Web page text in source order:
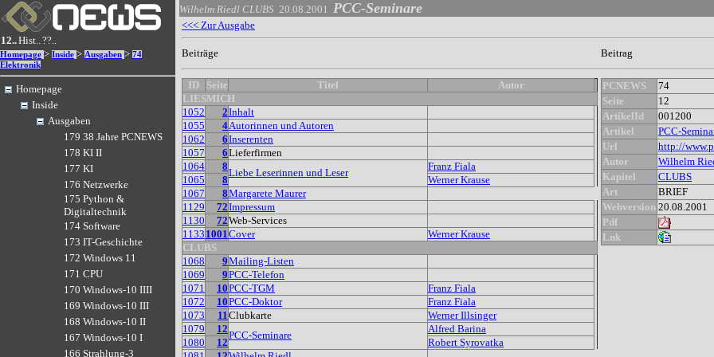
12..Hist..??..
Homepage > Inside > Ausgaben > 74
Elektronik
Homepage
Inside
Ausgaben
179 38 Jahre PCNEWS
178 KI II
177 KI
176 Netzwerke
175 Python &
Digitaltechnik
174 Software
173 IT-Geschichte
172 Windows 11
171 CPU
170 Windows-10 IIII
169 Windows-10 III
168 Windows-10 II
167 Windows-10 I
166 Strahlung-3
Wilhelm Riedl CLUBS 20.08.2001 PCC-Seminare
<<< Zur Ausgabe
Beiträge Beitrag
ID Seite Titel
Autor
LIESMICH
1052
2Inhalt
1055
4Autorinnen und Autoren
1062
6Inserenten
1057
6Lieferfirmen
1064
8
Liebe Leserinnen und Leser
Franz Fiala
1065
8
Werner Krause
1067
8Margarete Maurer
1129
72Impressum
1130
72Web-Services
1133 1001Cover
Werner Krause
CLUBS
1068
9Mailing-Listen
1069
9PCC-Telefon
1071
10PCC-TGM
Franz Fiala
1072
10PCC-Doktor
Franz Fiala
1073
11Clubkarte
Werner Illsinger
1079
12
PCC-Seminare
Alfred Barina
1080
12
Robert Syrovatka
PCNEWS
74
Seite
12
ArtikelId
001200
Artikel
PCC-
Url
http://
Autor
Wilhelm
Kapitel
CLUBS
Art
BRIEF
Webversion 20.08.2001
Pdf
Lnk